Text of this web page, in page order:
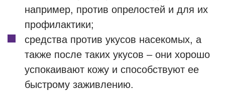
например, против опрелостей и для их
профилактики;
средства против укусов насекомых, а
также после таких укусов – они хорошо
успокаивают кожу и способствуют ее
быстрому заживлению.